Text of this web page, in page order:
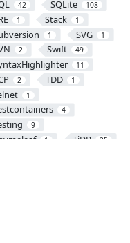
42 SQLite 108
1 Stack 1
1 SVG 1
2 Swift 49
11
2 TDD 1
1
4
9
1 TiDB 25